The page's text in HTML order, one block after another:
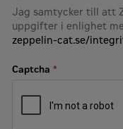
Jag samtycker till att
uppgifter i enlighet
zeppelin-cat.se/
Captcha*